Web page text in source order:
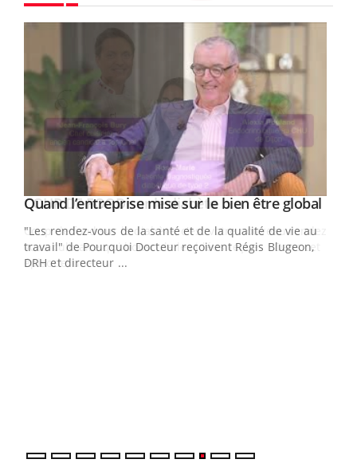
Youtube
Quand l’entreprise mise sur le bien être global
"Les rendez-vous de la santé et de la qualité de vie au
travail" de Pourquoi Docteur reçoivent Régis Blugeon,
DRH et directeur ...